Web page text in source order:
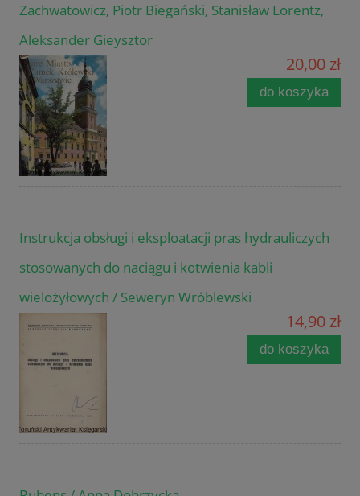
Zachwatowicz, Piotr Biegański, Stanisław Lorentz,
Aleksander Gieysztor
20,00 zł
do koszyka
Instrukcja obsługi i eksploatacji pras hydrauliczych
stosowanych do naciągu i kotwienia kabli
wielożyłowych / Seweryn Wróblewski
14,90 zł
do koszyka